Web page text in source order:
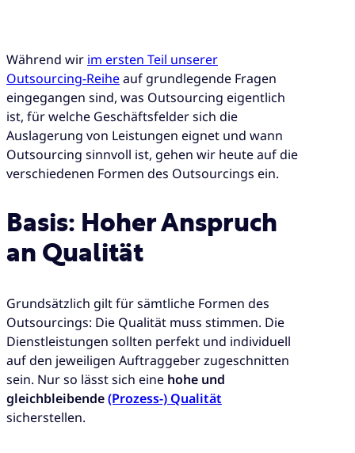
Während wir im ersten Teil unserer
Outsourcing-Reiheauf grundlegende Fragen
eingegangen sind, was Outsourcing eigentlich
ist, für welche Geschäftsfelder sich die
Auslagerung von Leistungen eignet und wann
Outsourcing sinnvoll ist, gehen wir heute auf die
verschiedenen Formen des Outsourcings ein.
Basis: Hoher Anspruch
an Qualität
Grundsätzlich gilt für sämtliche Formen des
Outsourcings: Die Qualität muss stimmen. Die
Dienstleistungen sollten perfekt und individuell
auf den jeweiligen Auftraggeber zugeschnitten
sein. Nur so lässt sich eine hohe und
gleichbleibende(Prozess-) Qualität
sicherstellen.